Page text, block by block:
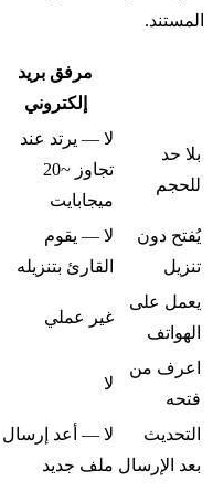
المستند.
مرفق بريد
إلكتروني
بلا حد
للحجم
لا — يرتد عند
تجاوز ~20
ميجابايت
يُفتح دون
تنزيل
لا — يقوم
القارئ بتنزيله
يعمل على
الهواتف
غير عملي
اعرف من
فتحه
لا
التحديث
بعد الإرسال
لا — أعد إرسال
ملف جديد